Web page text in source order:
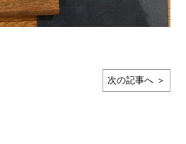
次の記事へ ＞